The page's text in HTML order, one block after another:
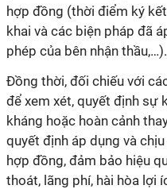
hợp đồng (thời điểm ký
khai và các biện pháp đã
phép của bên nhận thầu,…).
Đồng thời, đối chiếu với
để xem xét, quyết định sự
kháng hoặc hoàn cảnh
quyết định áp dụng và
hợp đồng, đảm bảo hiệu
thoát, lãng phí, hài hòa lợi